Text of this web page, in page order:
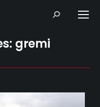
Search:
gremi